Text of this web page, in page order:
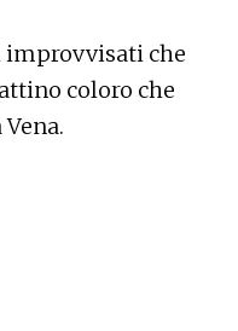
improvvisati che
coloro che